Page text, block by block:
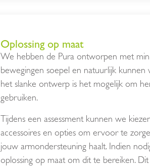
Oplossing op maat
We hebben de Pura ontworpen met
bewegingen soepel en natuurlijk
het slanke ontwerp is het mogelijk om
gebruiken.
Tijdens een assessment kunnen we
accessoires en opties om ervoor te
jouw armondersteuning haalt. Indien
oplossing op maat om dit te bereiken. Dit